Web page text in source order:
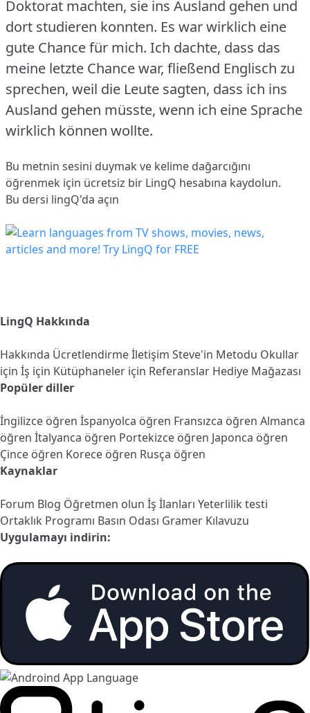
Doktorat machten, sie ins Ausland gehen und
dort studieren konnten. Es war wirklich eine
gute Chance für mich. Ich dachte, dass das
meine letzte Chance war, fließend Englisch zu
sprechen, weil die Leute sagten, dass ich ins
Ausland gehen müsste, wenn ich eine Sprache
wirklich können wollte.
Bu metnin sesini duymak ve kelime dağarcığını
öğrenmek için ücretsiz bir LingQ hesabına kaydolun.
Bu dersi lingQ'da açın
LingQ Hakkında
Hakkında Ücretlendirmeİletişim Steve'in Metodu Okullar
için İş için Kütüphaneler için Referanslar Hediye Mağazası
Popüler diller
İngilizce öğren İspanyolca öğren Fransızca öğren Almanca
öğren İtalyanca öğren Portekizce öğren Japonca öğren
Çince öğren Korece öğren Rusça öğren
Kaynaklar
Forum Blog Öğretmen olun İş İlanları Yeterlilik testi
Ortaklık Programı Basın Odası Gramer Kılavuzu
Uygulamayı indirin: